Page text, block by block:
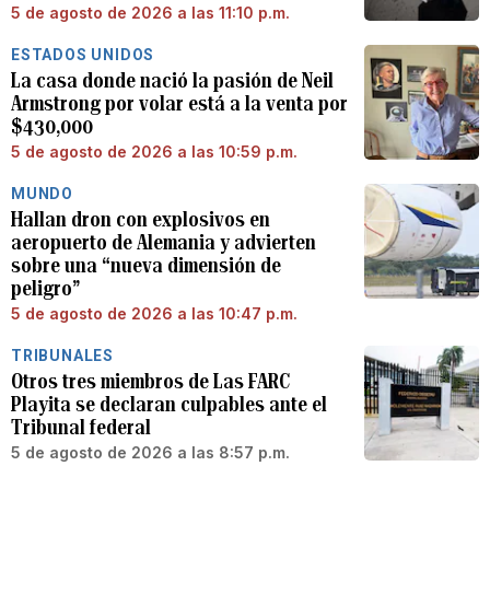
5 de agosto de 2026 a las 11:10 p.m.
ESTADOS UNIDOS
La casa donde nació la pasión de Neil
Armstrong por volar está a la venta por
$430,000
5 de agosto de 2026 a las 10:59 p.m.
MUNDO
Hallan dron con explosivos en
aeropuerto de Alemania y advierten
sobre una “nueva dimensión de
peligro”
5 de agosto de 2026 a las 10:47 p.m.
TRIBUNALES
Otros tres miembros de Las FARC
Playita se declaran culpables ante el
Tribunal federal
5 de agosto de 2026 a las 8:57 p.m.